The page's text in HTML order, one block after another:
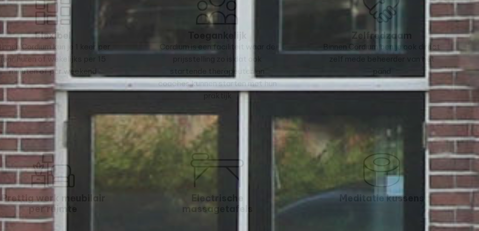
Flexibel
Binnen Cordium kun je 1 keer per
jaar huren of wekelijks per 15
minuten of per weekend
Cordium is een faciliteit waar de
startende therapeuten en
coaches kunnen starten met hun
Zelfredzaam
Binnen Cordium ben je ook direct
zelf mede beheerder van het
Prettig werk meubilair
per ruimte
Electrische
massagetafels
Meditatie kussens